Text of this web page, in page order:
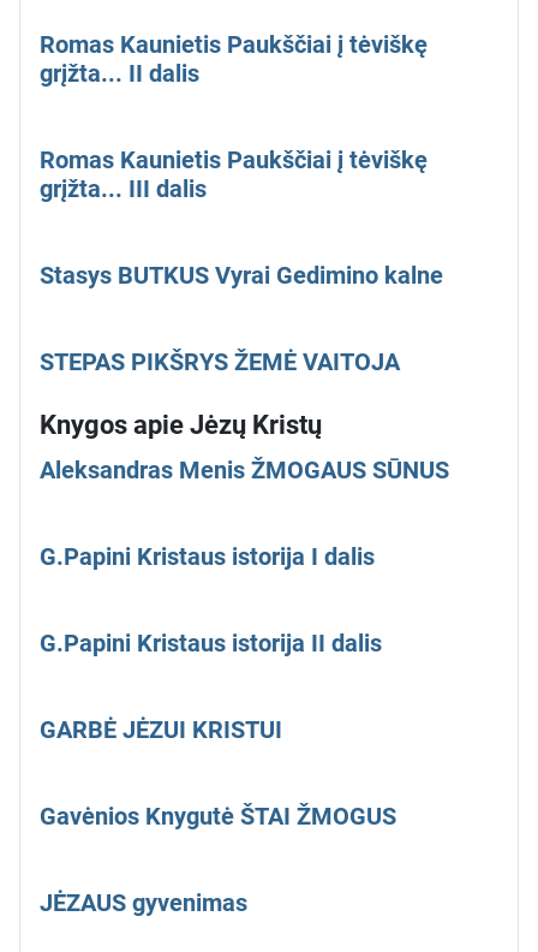
Romas Kaunietis Paukščiai į tėviškę
grįžta... II dalis
Romas Kaunietis Paukščiai į tėviškę
grįžta... III dalis
Stasys BUTKUS Vyrai Gedimino kalne
STEPAS PIKŠRYS ŽEMĖ VAITOJA
Knygos apie Jėzų Kristų
Aleksandras Menis ŽMOGAUS SŪNUS
G.Papini Kristaus istorija I dalis
G.Papini Kristaus istorija II dalis
GARBĖ JĖZUI KRISTUI
Gavėnios Knygutė ŠTAI ŽMOGUS
JĖZAUS gyvenimas